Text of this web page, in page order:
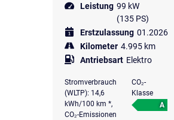
Leistung 99 kW
(135 PS)
Erstzulassung 01.2026
Kilometer 4.995 km
Antriebsart Elektro
Stromverbrauch
(WLTP): 14,6
kWh/100 km *,
CO₂-Emissionen
CO₂-
Klasse
A